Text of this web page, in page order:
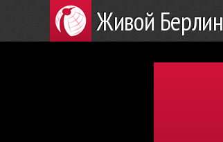
Живой Берлин